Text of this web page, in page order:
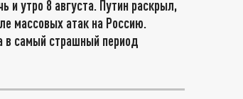
и утро 8 августа. Путин раскрыл,
массовых атак на Россию.
в самый страшный период